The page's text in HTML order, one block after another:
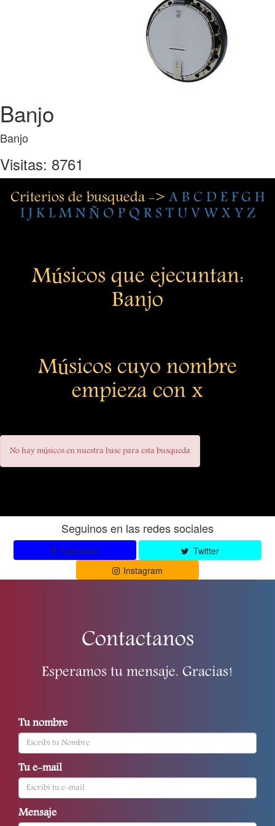
Banjo
Banjo
Visitas: 8761
Criterios de busqueda -> A B C D E F G H
I J K L M N Ñ O P Q R S T U V W X Y Z
Músicos que ejecuntan:
Banjo
Músicos cuyo nombre
empieza con x
No hay músicos en nuestra base para esta busqueda
Seguinos en las redes sociales
Facebook
Twitter
Instagram
Contactanos
Esperamos tu mensaje. Gracias!
Tu nombre
Tu e-mail
Mensaje